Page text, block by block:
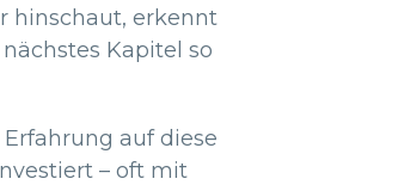
hinschaut, erkennt
Kapitel so
auf diese
– oft mit